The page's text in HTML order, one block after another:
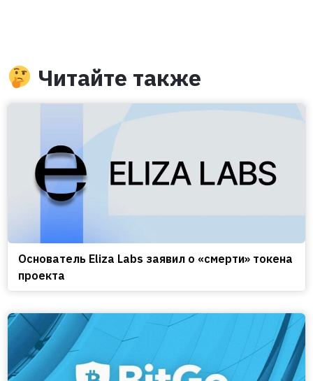
Читайте также
Основатель Eliza Labs заявил о «смерти» токена
проекта